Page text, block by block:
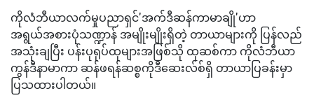
ကိုလံဘီယာလက်မှုပညာရှင်'အက်ဒီဆန်ကာမာချို'ဟာ
အရွယ်အစားပုံသဏ္ဍာန် အမျိုးမျိုးရှိတဲ့ တာယာများကို ပြန်လည်
အသုံးချပြီး ပန်းပုရုပ်ထုများအဖြစ်သို ထုဆစ်ကာ ကိုလံဘီယာ
ကွန်ဒီနာမာကာ ဆန်ဖရန်ဆစ္စကိုဒီဆေးလ်စ်ရှိ တာယာပြခန်းမှာ
ပြသထားပါတယ်။